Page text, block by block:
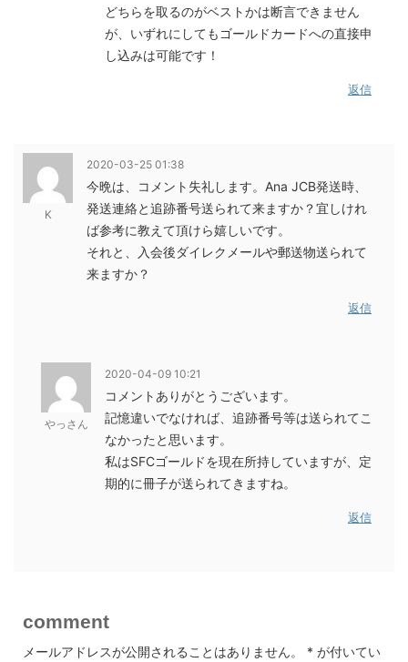
どちらを取るのがベストかは断言できません
が、いずれにしてもゴールドカードへの直接申
し込みは可能です！
返信
K
2020-03-25 01:38
今晩は、コメント失礼します。Ana JCB発送時、
発送連絡と追跡番号送られて来ますか？宜しけれ
ば参考に教えて頂けら嬉しいです。
それと、入会後ダイレクメールや郵送物送られて
来ますか？
返信
やっさん
2020-04-09 10:21
コメントありがとうございます。
記憶違いでなければ、追跡番号等は送られてこ
なかったと思います。
私はSFCゴールドを現在所持していますが、定
期的に冊子が送られてきますね。
返信
comment
メールアドレスが公開されることはありません。 * が付いてい